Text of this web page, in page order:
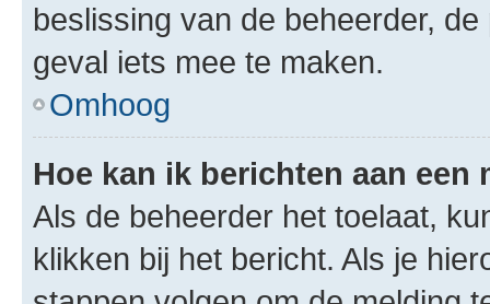
beslissing van de beheerder,
geval iets mee te maken.
Omhoog
Hoe kan ik berichten aan een
Als de beheerder het toelaat,
klikken bij het bericht. Als je